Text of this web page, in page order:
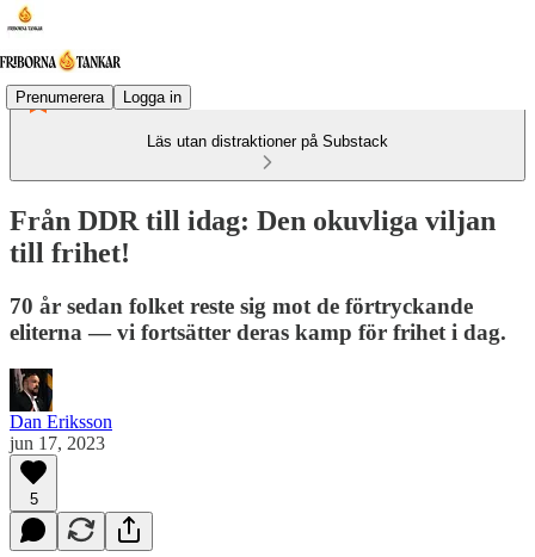
Prenumerera Logga in
Läs utan distraktioner på Substack
Från DDR till idag: Den okuvliga viljan
till frihet!
70 år sedan folket reste sig mot de förtryckande
eliterna — vi fortsätter deras kamp för frihet i dag.
Dan Eriksson
jun 17, 2023
5